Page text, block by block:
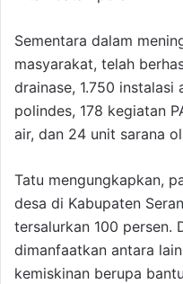
Sementara dalam
masyarakat, telah
drainase, 1.750 instalasi
polindes, 178 kegiatan
air, dan 24 unit sarana
Tatu mengungkapkan,
desa di Kabupaten
tersalurkan 100 persen.
dimanfaatkan antara
kemiskinan berupa